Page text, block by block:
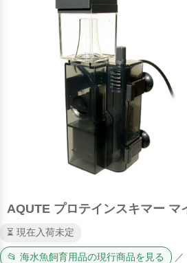
AQUTE プロテインスキマー マ
⏳ 現在入荷未定
📂 海水魚飼育用品の現行商品を見る ／